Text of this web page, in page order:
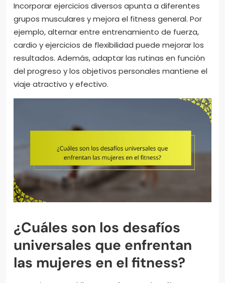
Incorporar ejercicios diversos apunta a diferentes
grupos musculares y mejora el fitness general. Por
ejemplo, alternar entre entrenamiento de fuerza,
cardio y ejercicios de flexibilidad puede mejorar los
resultados. Además, adaptar las rutinas en función
del progreso y los objetivos personales mantiene el
viaje atractivo y efectivo.
¿Cuáles son los desafíos
universales que enfrentan
las mujeres en el fitness?